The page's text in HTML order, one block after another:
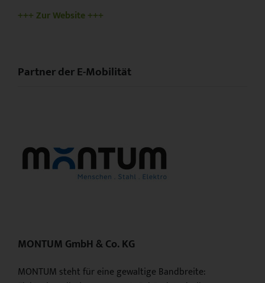
+++ Zur Website +++
Partner der E-Mobilität
MONTUM GmbH & Co. KG
MONTUM steht für eine gewaltige Bandbreite: